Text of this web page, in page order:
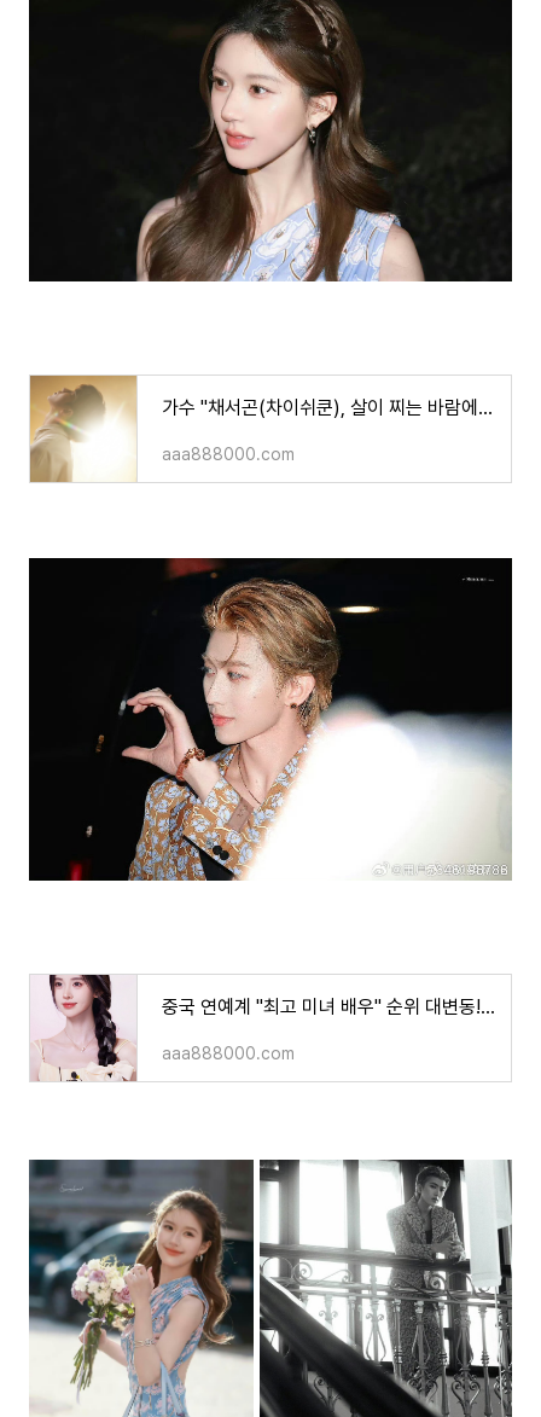
가수 "채서곤(차이쉬쿤), 살이 찌는 바람에 애 딸린 유부남 소리 들어..ㄷㄷ
aaa888000.com
중국 연예계 "최고 미녀 배우" 순위 대변동!!쥐징이 배우가 정상에 오르고 신예 조로사 배우가 다
aaa888000.com